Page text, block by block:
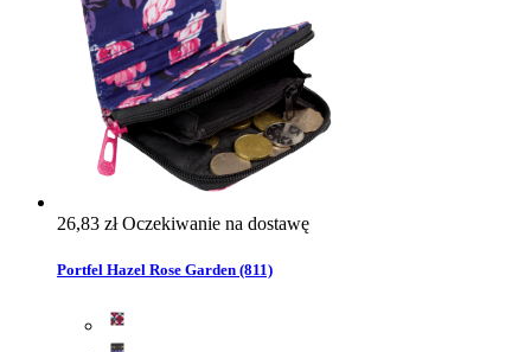
26,83 złOczekiwanie na dostawę
Portfel Hazel Rose Garden (811)